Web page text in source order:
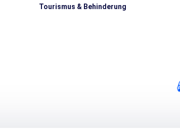
Tourismus & Behinderung